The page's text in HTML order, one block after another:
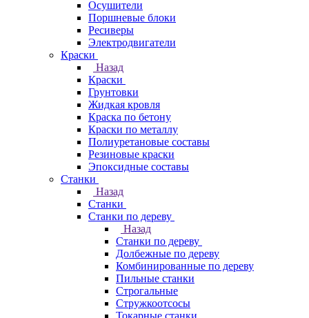
Осушители
Поршневые блоки
Ресиверы
Электродвигатели
Краски
Назад
Краски
Грунтовки
Жидкая кровля
Краска по бетону
Краски по металлу
Полиуретановые составы
Резиновые краски
Эпоксидные составы
Станки
Назад
Станки
Станки по дереву
Назад
Станки по дереву
Долбежные по дереву
Комбинированные по дереву
Пильные станки
Строгальные
Стружкоотсосы
Токарные станки